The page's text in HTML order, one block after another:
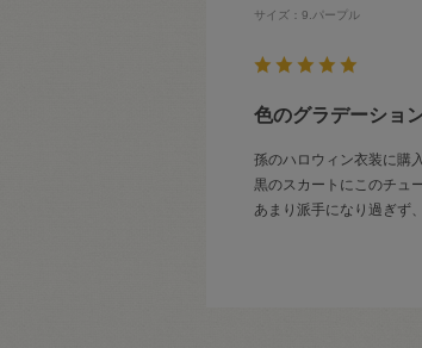
サイズ：9.パープル
色のグラデーショ
孫のハロウィン衣装に購
黒のスカートにこのチュ
あまり派手になり過ぎず